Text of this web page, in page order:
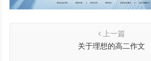
上一篇
关于理想的高二作文